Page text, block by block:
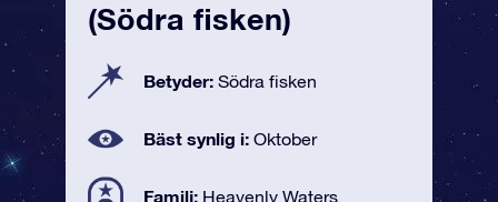
(Södra fisken)
Betyder: Södra fisken
Bäst synlig i: Oktober
Familj: Heavenly Waters